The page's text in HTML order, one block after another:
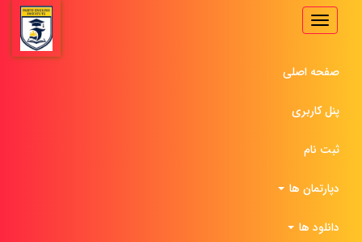
Toggle
navigation
صفحه اصلی
پنل کاربری
ثبت نام
دپارتمان ها
دانلود ها